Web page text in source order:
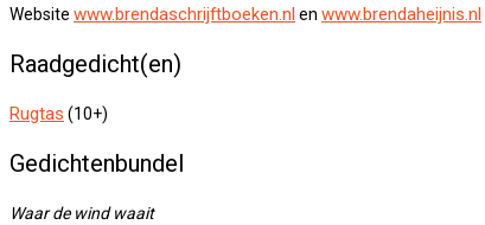
Website www.brendaschrijftboeken.nl en www.brendaheijnis.nl
Raadgedicht(en)
Rugtas (10+)
Gedichtenbundel
Waar de wind waait